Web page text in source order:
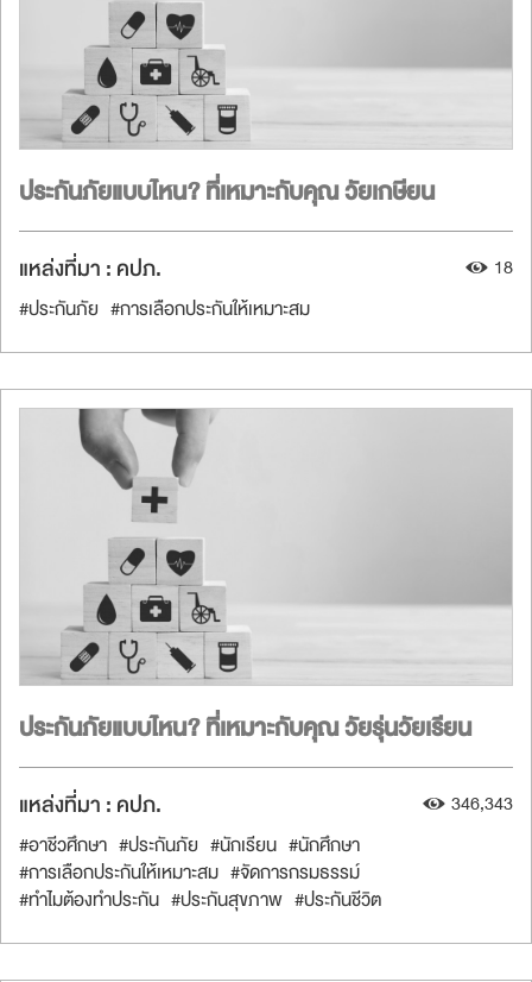
ประกันภัยแบบไหน? ที่เหมาะกับคุณ วัยเกษียน
แหล่งที่มา : คปภ.
#ประกันภัย #การเลือกประกันให้เหมาะสม
18
ประกันภัยแบบไหน? ที่เหมาะกับคุณ วัยรุ่นวัยเรียน
แหล่งที่มา : คปภ.
#อาชีวศึกษา #ประกันภัย #นักเรียน #นักศึกษา
#การเลือกประกันให้เหมาะสม #จัดการกรมธรรม์
#ทำไมต้องทำประกัน #ประกันสุขภาพ #ประกันชีวิต
346,343